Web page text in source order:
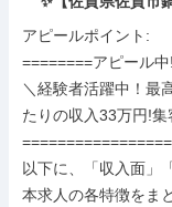
アピールポイント:
========アピール
＼経験者活躍中！最
たりの収入33万円!
以下に、「収入面」
本求人の各特徴をま